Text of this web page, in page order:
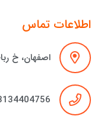
اطلاعات تماس
اصفهان، خ
– 09138299023